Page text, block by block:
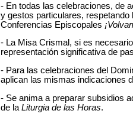
- En todas las celebraciones, de
y gestos particulares,
Conferencias Episcopales
- La Misa Crismal, si es
representación significativa de
- Para las celebraciones del
aplican las mismas indicaciones
- Se anima a preparar subsidios
de la Liturgia de las Horas.